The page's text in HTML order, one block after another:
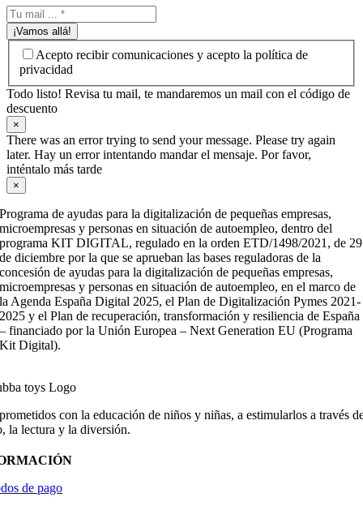
¡Vamos allá!
Acepto recibir comunicaciones y acepto la política de
privacidad
Todo listo! Revisa tu mail, te mandaremos un mail con el código de
descuento
×
There was an error trying to send your message. Please try again
later. Hay un error intentando mandar el mensaje. Por favor,
inténtalo más tarde
×
Programa de ayudas para la digitalización de pequeñas empresas,
microempresas y personas en situación de autoempleo, dentro del
programa KIT DIGITAL, regulado en la orden ETD/1498/2021, de 29
de diciembre por la que se aprueban las bases reguladoras de la
concesión de ayudas para la digitalización de pequeñas empresas,
microempresas y personas en situación de autoempleo, en el marco de
la Agenda España Digital 2025, el Plan de Digitalización Pymes 2021-
2025 y el Plan de recuperación, transformación y resiliencia de España
– financiado por la Unión Europea – Next Generation EU (Programa
Kit Digital).
con la educación de niños y niñas, a estimularlos a través
la lectura y la diversión.
de pago